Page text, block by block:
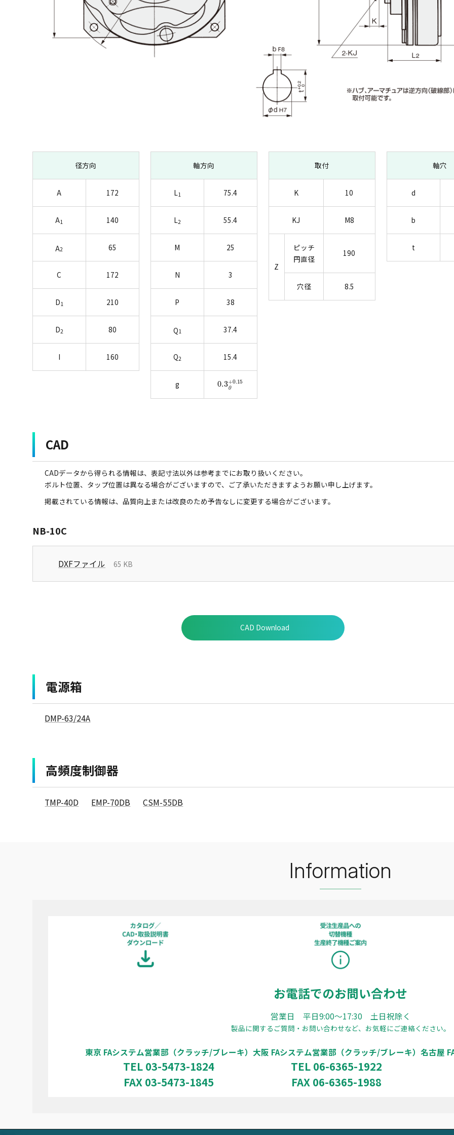
径方向
A 172
A1 140
A2 65
C 172
D1 210
D2 80
I 160
軸方向
L1 75.4
L2 55.4
M 25
N 3
P 38
Q1 37.4
Q2 15.4
g 0+0.15
取付
K 10
KJ M8
Z
ピッチ
円直径
190
穴径 8.5
軸穴
d
b
t
CAD
CADデータから得られる情報は、表記寸法以外は参考までにお取り扱いください。
ボルト位置、タップ位置は異なる場合がございますので、ご了承いただきますようお願い申し上げます。
掲載されている情報は、品質向上または改良のため予告なしに変更する場合がございます。
NB-10C
DXFファイル 65 KB
CAD Download
電源箱
DMP-63/24A
高頻度制御器
TMP-40D EMP-70DB CSM-55DB
Information
お電話でのお問い合わせ
営業日 平日9:00〜17:30 土日祝除く
製品に関するご質問・お問い合わせなど、お気軽にご連絡ください。
東京 FAシステム営業部（クラッチ/ブレーキ）
TEL 03-5473-1824
FAX 03-5473-1845
大阪 FAシステム営業部（クラッチ/ブレーキ）
TEL 06-6365-1922
FAX 06-6365-1988
名古屋